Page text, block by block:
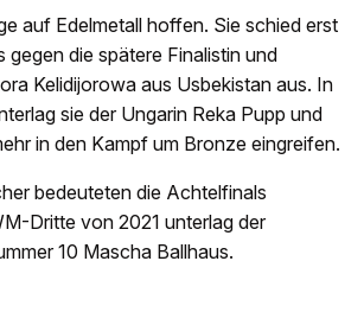
auf Edelmetall hoffen. Sie schied erst
gegen die spätere Finalistin und
Kelidijorowa aus Usbekistan aus. In
sie der Ungarin Reka Pupp und
in den Kampf um Bronze eingreifen.
bedeuteten die Achtelfinals
Dritte von 2021 unterlag der
10 Mascha Ballhaus.